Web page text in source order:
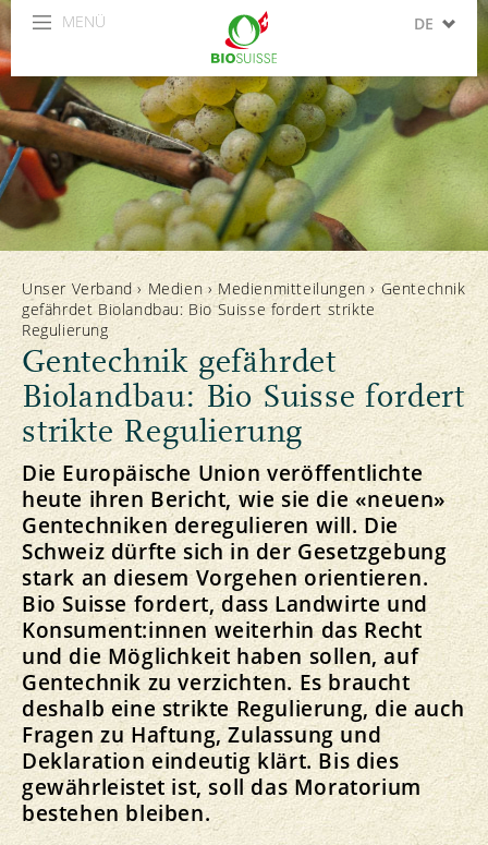
MENÜ DE
IT
Unser Verband› Medien ›Medienmitteilungen ›Gentechnik
gefährdet Biolandbau: Bio Suisse fordert strikte
Regulierung
Gentechnik gefährdet
Biolandbau: Bio Suisse fordert
strikte Regulierung
Die Europäische Union veröffentlichte
heute ihren Bericht, wie sie die «neuen»
Gentechniken deregulieren will. Die
Schweiz dürfte sich in der Gesetzgebung
stark an diesem Vorgehen orientieren.
Bio Suisse fordert, dass Landwirte und
Konsument:innen weiterhin das Recht
und die Möglichkeit haben sollen, auf
Gentechnik zu verzichten. Es braucht
deshalb eine strikte Regulierung, die auch
Fragen zu Haftung, Zulassung und
Deklaration eindeutig klärt. Bis dies
gewährleistet ist, soll das Moratorium
bestehen bleiben.